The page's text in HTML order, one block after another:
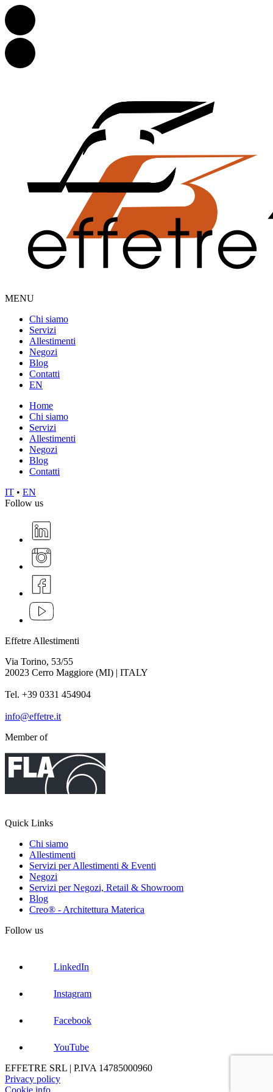
MENU
Chi siamo
Servizi
Allestimenti
Negozi
Blog
Contatti
EN
Home
Chi siamo
Servizi
Allestimenti
Negozi
Blog
Contatti
IT • EN
Follow us
Effetre Allestimenti
Via Torino, 53/55
20023 Cerro Maggiore (MI) | ITALY
Tel. +39 0331 454904
info@effetre.it
Member of
Quick Links
Chi siamo
Allestimenti
Servizi per Allestimenti & Eventi
Negozi
Servizi per Negozi, Retail & Showroom
Blog
Creo® - Architettura Materica
Follow us
LinkedIn
Instagram
Facebook
YouTube
EFFETRE SRL | P.IVA 14785000960
Privacy policy
Cookie info